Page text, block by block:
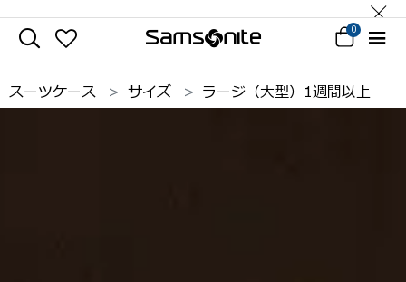
0
スーツケース サイズ ラージ（大型）1週間以上